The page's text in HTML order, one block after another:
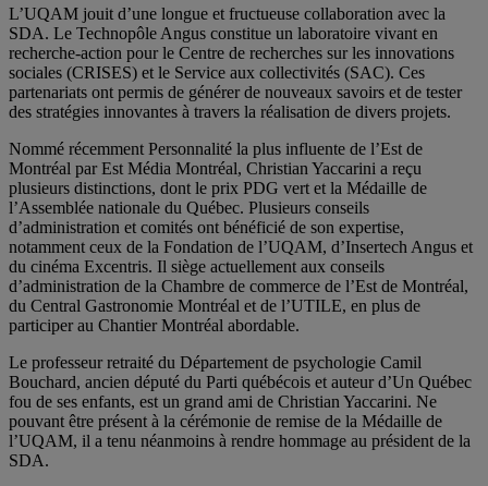
L’UQAM jouit d’une longue et fructueuse collaboration avec la
SDA. Le Technopôle Angus constitue un laboratoire vivant en
recherche-action pour le Centre de recherches sur les innovations
sociales (CRISES) et le Service aux collectivités (SAC). Ces
partenariats ont permis de générer de nouveaux savoirs et de tester
des stratégies innovantes à travers la réalisation de divers projets.
Nommé récemment Personnalité la plus influente de l’Est de
Montréal par Est Média Montréal, Christian Yaccarini a reçu
plusieurs distinctions, dont le prix PDG vert et la Médaille de
l’Assemblée nationale du Québec. Plusieurs conseils
d’administration et comités ont bénéficié de son expertise,
notamment ceux de la Fondation de l’UQAM, d’Insertech Angus et
du cinéma Excentris. Il siège actuellement aux conseils
d’administration de la Chambre de commerce de l’Est de Montréal,
du Central Gastronomie Montréal et de l’UTILE, en plus de
participer au Chantier Montréal abordable.
Le professeur retraité du Département de psychologie Camil
Bouchard, ancien député du Parti québécois et auteur d’Un Québec
fou de ses enfants, est un grand ami de Christian Yaccarini. Ne
pouvant être présent à la cérémonie de remise de la Médaille de
l’UQAM, il a tenu néanmoins à rendre hommage au président de la
SDA.